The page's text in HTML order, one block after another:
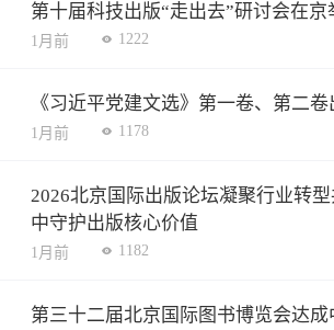
第十届科技出版“走出去”研讨会在京
1月前 1222
《习近平党建文选》第一卷、第二
1月前 1178
2026北京国际出版论坛凝聚行业转
中守护出版核心价值
1月前 1182
第三十二届北京国际图书博览会达